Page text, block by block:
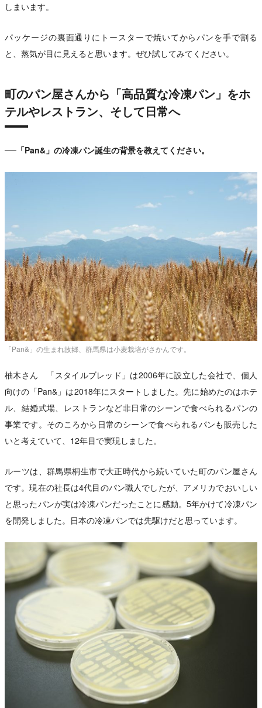
しまいます。
パッケージの裏面通りにトースターで焼いてからパンを手で割る
と、蒸気が目に見えると思います。ぜひ試してみてください。
町のパン屋さんから「高品質な冷凍パン」をホ
テルやレストラン、そして日常へ
──「Pan&」の冷凍パン誕生の背景を教えてください。
「Pan&」の生まれ故郷、群馬県は小麦栽培がさかんです。
柚木さん 「スタイルブレッド」は2006年に設立した会社で、個人
向けの「Pan&」は2018年にスタートしました。先に始めたのはホテ
ル、結婚式場、レストランなど非日常のシーンで食べられるパンの
事業です。そのころから日常のシーンで食べられるパンも販売した
いと考えていて、12年目で実現しました。
ルーツは、群馬県桐生市で大正時代から続いていた町のパン屋さん
です。現在の社長は4代目のパン職人でしたが、アメリカでおいしい
と思ったパンが実は冷凍パンだったことに感動。5年かけて冷凍パン
を開発しました。日本の冷凍パンでは先駆けだと思っています。